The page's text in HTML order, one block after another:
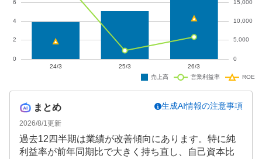
まとめ
2026/8/1更新
生成AI情報の注意事項
過去12四半期は業績が改善傾向にあります。特に純
利益率が前年同期比で大きく持ち直し、自己資本比